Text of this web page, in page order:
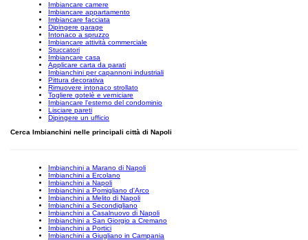
Imbiancare camere
Imbiancare appartamento
Imbiancare facciata
Dipingere garage
Intonaco a spruzzo
Imbiancare attività commerciale
Stuccatori
Imbiancare casa
Applicare carta da parati
Imbianchini per capannoni industriali
Pittura decorativa
Rimuovere intonaco strollato
Togliere gotelè e verniciare
Imbiancare l'esterno del condominio
Lisciare pareti
Dipingere un ufficio
Cerca Imbianchini nelle principali città di Napoli
Imbianchini a Marano di Napoli
Imbianchini a Ercolano
Imbianchini a Napoli
Imbianchini a Pomigliano d'Arco
Imbianchini a Melito di Napoli
Imbianchini a Secondigliano
Imbianchini a Casalnuovo di Napoli
Imbianchini a San Giorgio a Cremano
Imbianchini a Portici
Imbianchini a Giugliano in Campania